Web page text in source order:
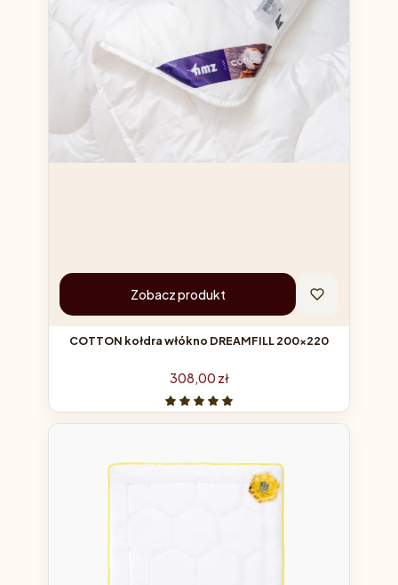
Zobacz produkt
COTTON kołdra włókno DREAMFILL 200x220
Cena
308,00 zł